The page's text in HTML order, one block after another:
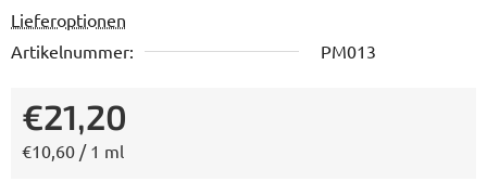
Lieferoptionen
Artikelnummer:
PM013
€21,20
Verkaufspreis:
€10,60 / 1 ml